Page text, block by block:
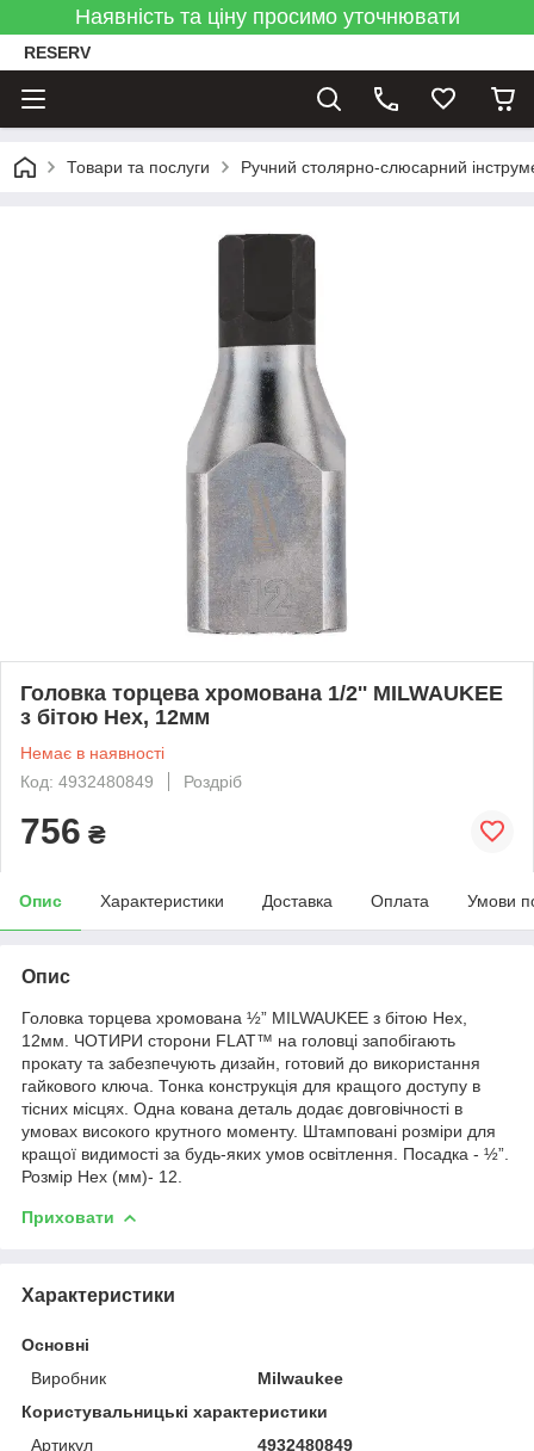
Наявність та ціну просимо уточнювати
RESERV
Товари та послуги Ручний столярно-слюсарний
Головка торцева хромована 1/2'' MILWAUKEE
з бітою Hex, 12мм
Немає в наявності
Код: 4932480849
Роздріб
756 ₴
Опис Характеристики Доставка Оплата Умови
Опис
Головка торцева хромована ½” MILWAUKEE з бітою Hex,
12мм. ЧОТИРИ сторони FLAT™ на головці запобігають
прокату та забезпечують дизайн, готовий до використання
гайкового ключа. Тонка конструкція для кращого доступу в
тісних місцях. Одна кована деталь додає довговічності в
умовах високого крутного моменту. Штамповані розміри для
кращої видимості за будь-яких умов освітлення. Посадка - ½”.
Розмір Hex (мм)- 12.
Приховати
Характеристики
Основні
Виробник
Milwaukee
Користувальницькі характеристики
Артикул
4932480849